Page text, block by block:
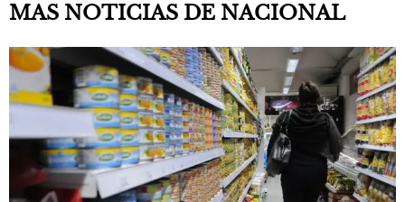
MAS NOTICIAS DE NACIONAL